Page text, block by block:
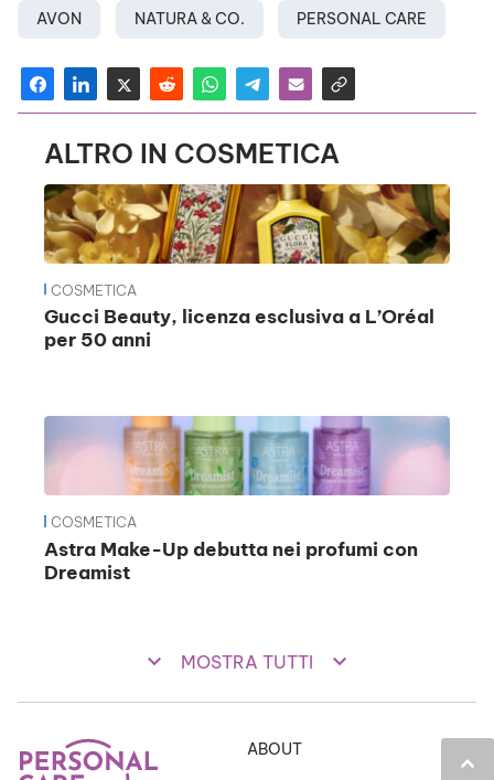
AVON NATURA & CO. PERSONAL CARE
ALTRO IN COSMETICA
COSMETICA
Gucci Beauty, licenza esclusiva a L’Oréal
per 50 anni
COSMETICA
Astra Make-Up debutta nei profumi con
Dreamist
keyboard_arrow_down MOSTRA TUTTI keyboard_arrow_down
keyboard_arrow_up
ABOUT